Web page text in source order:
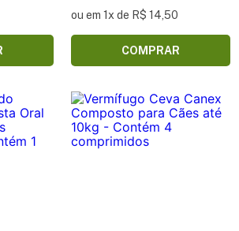
ou em 1x de R$ 14,50
COMPRAR